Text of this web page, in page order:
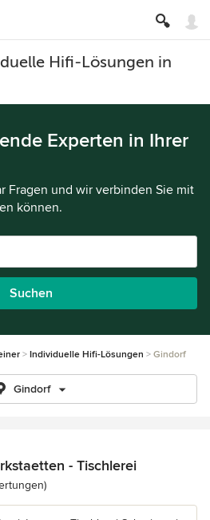
Hifi-Lösungen in
Experten in Ihrer
Fragen und wir verbinden Sie mit
können.
Suchen
Individuelle Hifi-Lösungen Gindorf
Gindorf
- Tischlerei
5 von 5 Sternen